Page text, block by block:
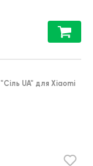
"Сіль UA" для Xiaomi